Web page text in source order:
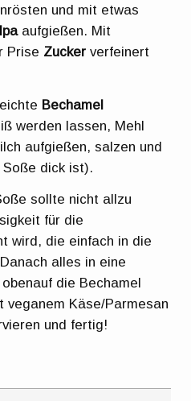
und mit etwas
aufgießen. Mit
Prise Zucker verfeinert
Bechamel
werden lassen, Mehl
aufgießen, salzen und
dick ist).
sollte nicht allzu
für die
wird, die einfach in die
alles in eine
die Bechamel
veganem Käse/Parmesan
und fertig!